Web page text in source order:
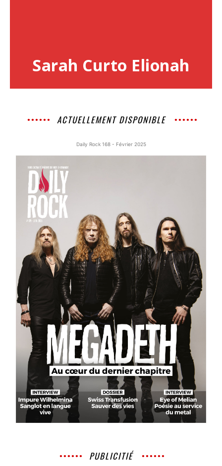
Sarah Curto Elionah
ACTUELLEMENT DISPONIBLE
Daily Rock 168 - Février 2025
PUBLICITIÉ